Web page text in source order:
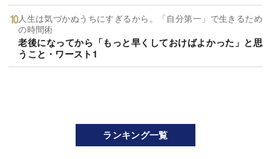
人生は気づかぬうちにすぎるから。「自分第一」で生きるため
の時間術
老後になってから「もっと早くしておけばよかった」と思
うこと・ワースト1
ランキング一覧